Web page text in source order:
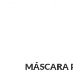
MÁSCARA